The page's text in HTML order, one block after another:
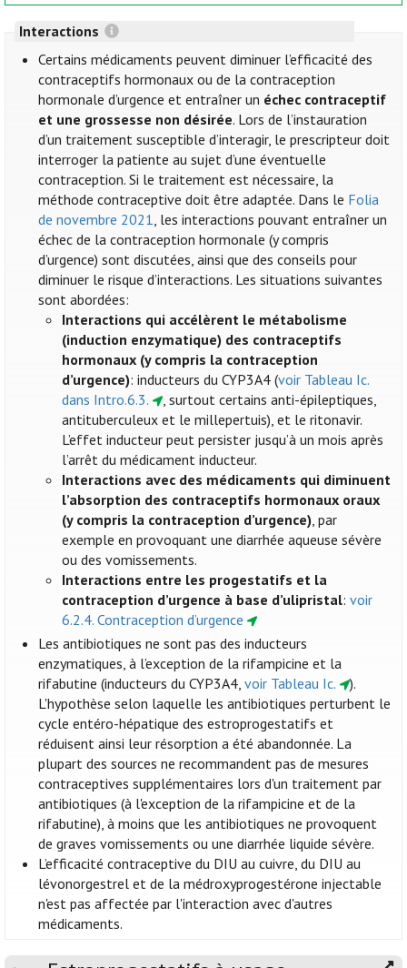
Interactions
Certains médicaments peuvent diminuer l’efficacité des
contraceptifs hormonaux ou de la contraception
hormonale d’urgence et entraîner un échec contraceptif
et une grossesse non désirée. Lors de l’instauration
d’un traitement susceptible d’interagir, le prescripteur doit
interroger la patiente au sujet d’une éventuelle
contraception. Si le traitement est nécessaire, la
méthode contraceptive doit être adaptée. Dans le Folia
de novembre 2021, les interactions pouvant entraîner un
échec de la contraception hormonale (y compris
d’urgence) sont discutées, ainsi que des conseils pour
diminuer le risque d’interactions. Les situations suivantes
sont abordées:
Interactions qui accélèrent le métabolisme
(induction enzymatique) des contraceptifs
hormonaux (y compris la contraception
d’urgence): inducteurs du CYP3A4 (voir Tableau Ic.
dans Intro.6.3.
, surtout certains anti-épileptiques,
antituberculeux et le millepertuis), et le ritonavir.
L’effet inducteur peut persister jusqu’à un mois après
l’arrêt du médicament inducteur.
Interactions avec des médicaments qui diminuent
l’absorption des contraceptifs hormonaux oraux
(y compris la contraception d’urgence), par
exemple en provoquant une diarrhée aqueuse sévère
ou des vomissements.
Interactions entre les progestatifs et la
contraception d’urgence à base d’ulipristal:voir
6.2.4. Contraception d’urgence
Les antibiotiques ne sont pas des inducteurs
enzymatiques, à l’exception de la rifampicine et la
rifabutine (inducteurs du CYP3A4,voir Tableau Ic.
).
L'hypothèse selon laquelle les antibiotiques perturbent le
cycle entéro-hépatique des estroprogestatifs et
réduisent ainsi leur résorption a été abandonnée. La
plupart des sources ne recommandent pas de mesures
contraceptives supplémentaires lors d'un traitement par
antibiotiques (à l'exception de la rifampicine et de la
rifabutine), à moins que les antibiotiques ne provoquent
de graves vomissements ou une diarrhée liquide sévère.
L’efficacité contraceptive du DIU au cuivre, du DIU au
lévonorgestrel et de la médroxyprogestérone injectable
n'est pas affectée par l'interaction avec d'autres
médicaments.